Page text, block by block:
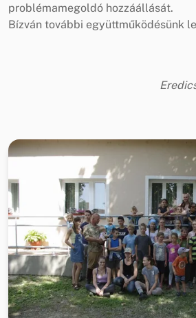
problémamegoldó hozzáállását.
Bízván további együttműködésünk